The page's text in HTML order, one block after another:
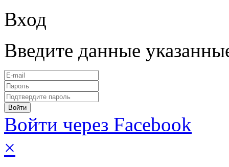
Вход
Введите данные
Войти через Facebook
×